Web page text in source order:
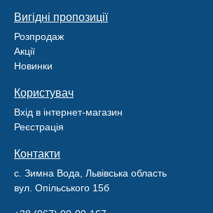
Вигідні пропозиції
Розпродаж
Акції
Новинки
Користувач
Вхід в інтернет-магазин
Реєстрація
Контакти
с. Зимна Вода, Львівська область
вул. Опільського 15б